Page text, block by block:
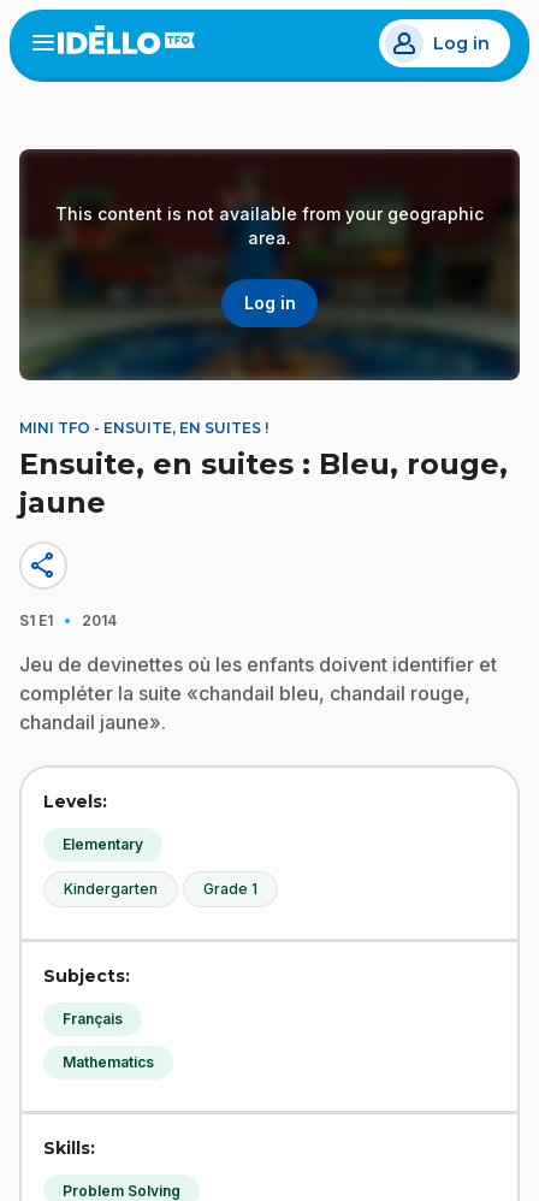
Skip
to
main
Open
menu
Log in
This content is not available from your geographic
area.
Log in
MINI TFO - ENSUITE, EN SUITES !
Ensuite, en suites : Bleu, rouge,
jaune
share
S1 E1 · 2014
Jeu de devinettes où les enfants doivent identifier et
compléter la suite «chandail bleu, chandail rouge,
chandail jaune».
Levels:
Elementary
Kindergarten Grade 1
Subjects:
Français
Mathematics
Skills:
Problem Solving